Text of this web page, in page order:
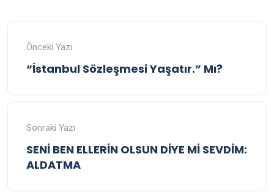
Önceki Yazı
“İstanbul Sözleşmesi Yaşatır.” Mı?
Sonraki Yazı
SENİ BEN ELLERİN OLSUN DİYE Mİ SEVDİM:
ALDATMA